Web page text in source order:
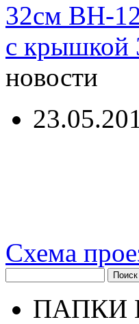
с крышкой
новости
Схема
ПАПКИ